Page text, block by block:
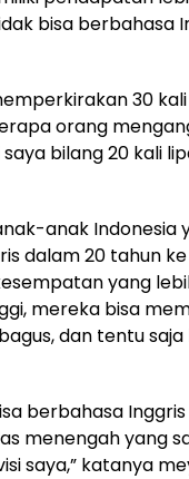
bisa berbahasa
30
orang
bilang 20 kali
anak Indonesia
dalam 20 tahun
yang
mereka bisa
dan tentu
berbahasa
menengah yang
saya,” katanya